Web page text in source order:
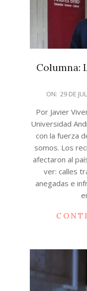
Columna:
2026-
29
ON: 29 DE
Por Javier
Universidad
con la fuerza
somos. Los
afectaron al
ver: calles
anegadas e